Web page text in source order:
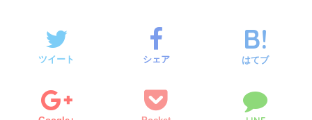
ツイート シェア はてブ